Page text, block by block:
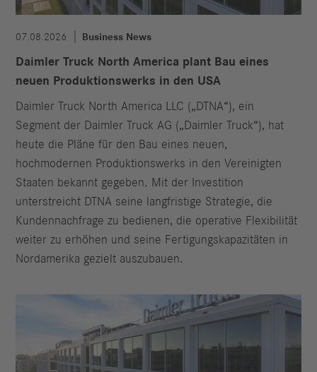
07.08.2026 Business News
Daimler Truck North America plant Bau eines
neuen Produktionswerks in den USA
Daimler Truck North America LLC („DTNA“), ein
Segment der Daimler Truck AG („Daimler Truck“), hat
heute die Pläne für den Bau eines neuen,
hochmodernen Produktionswerks in den Vereinigten
Staaten bekannt gegeben. Mit der Investition
unterstreicht DTNA seine langfristige Strategie, die
Kundennachfrage zu bedienen, die operative Flexibilität
weiter zu erhöhen und seine Fertigungskapazitäten in
Nordamerika gezielt auszubauen.